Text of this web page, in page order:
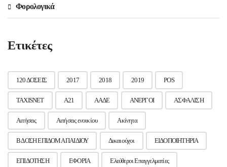
Φορολογικά
Ετικέτες
120 ΔΟΣΕΙΣ 2017 2018 2019 POS
TAXISNET Α21 ΑΑΔΕ ΑΝΕΡΓΟΙ ΑΣΦΑΛΙΣΗ
Αιτήσεις Αιτήσεις ενοικίου Ακίνητα
Β ΔΟΣΗ ΕΠΙΔΟΜΑ ΠΑΙΔΙΟΥ Δικαιούχοι ΕΙΔΟΠΟΙΗΤΗΡΙΑ
ΕΠΙΔΟΤΗΣΗ ΕΦΟΡΙΑ Ελεύθεροι Επαγγελματίες